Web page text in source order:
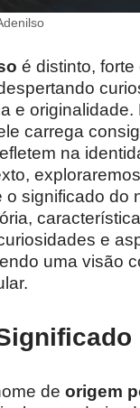
é distinto, forte
e originalidade.
carrega
na
exploraremos
o significado do
e
uma visão
de origem